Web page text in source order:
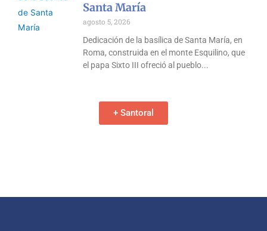
Santa María
agosto 5, 2026
Dedicación de la basílica de Santa María, en
Roma, construida en el monte Esquilino, que
el papa Sixto III ofreció al pueblo
+ Santoral